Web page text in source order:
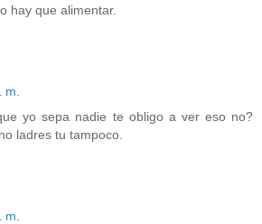
hay que alimentar.
m.
yo sepa nadie te obligo a ver eso no?
ladres tu tampoco.